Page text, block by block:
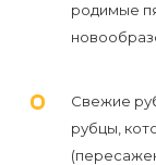
воска
Эпиляция
родимые
Свежие
рубцы,